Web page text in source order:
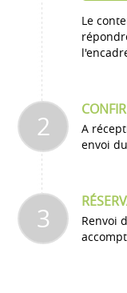
Le
2
A
envoi
3
Renvoi